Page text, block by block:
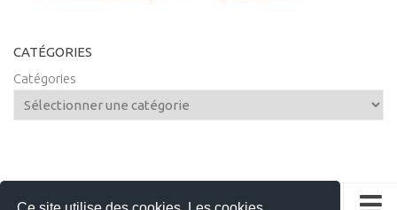
CATÉGORIES
Catégories